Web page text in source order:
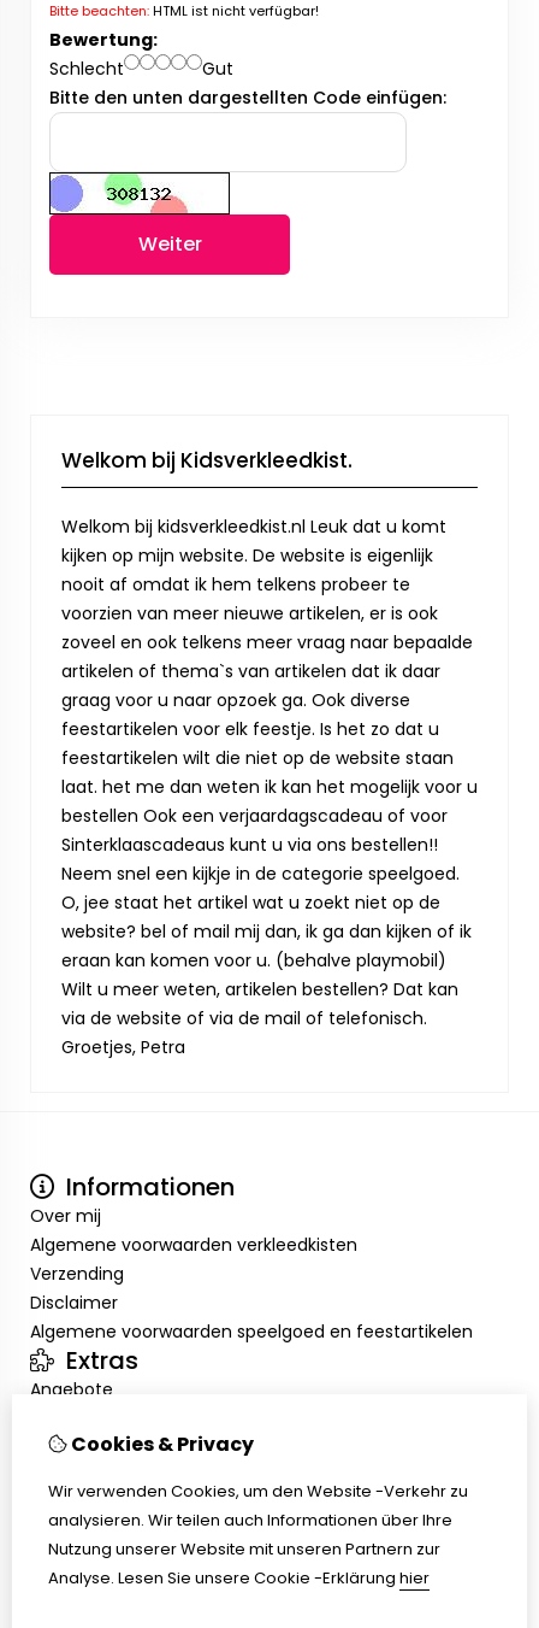
Bitte beachten:HTML ist nicht verfügbar!
Bewertung:
Schlecht
Gut
Bitte den unten dargestellten Code einfügen:
Weiter
Welkom bij Kidsverkleedkist.
Welkom bij kidsverkleedkist.nl Leuk dat u komt
kijken op mijn website. De website is eigenlijk
nooit af omdat ik hem telkens probeer te
voorzien van meer nieuwe artikelen, er is ook
zoveel en ook telkens meer vraag naar bepaalde
artikelen of thema`s van artikelen dat ik daar
graag voor u naar opzoek ga. Ook diverse
feestartikelen voor elk feestje. Is het zo dat u
feestartikelen wilt die niet op de website staan
laat. het me dan weten ik kan het mogelijk voor u
bestellen Ook een verjaardagscadeau of voor
Sinterklaascadeaus kunt u via ons bestellen!!
Neem snel een kijkje in de categorie speelgoed.
O, jee staat het artikel wat u zoekt niet op de
website? bel of mail mij dan, ik ga dan kijken of ik
eraan kan komen voor u. (behalve playmobil)
Wilt u meer weten, artikelen bestellen? Dat kan
via de website of via de mail of telefonisch.
Groetjes, Petra
Informationen
Over mij
Algemene voorwaarden verkleedkisten
Verzending
Disclaimer
Algemene voorwaarden speelgoed en feestartikelen
Extras
Angebote
Inloggen
Kundenservice
Retouren
Cookies & Privacy
Wir verwenden Cookies, um den Website -Verkehr zu
analysieren. Wir teilen auch Informationen über Ihre
Nutzung unserer Website mit unseren Partnern zur
Analyse. Lesen Sie unsere Cookie -Erklärung hier